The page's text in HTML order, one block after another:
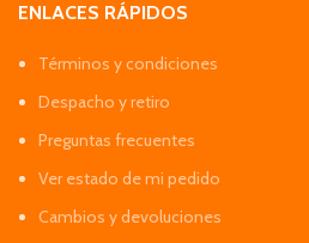
ENLACES RÁPIDOS
Términos y condiciones
Despacho y retiro
Preguntas frecuentes
Ver estado de mi pedido
Cambios y devoluciones